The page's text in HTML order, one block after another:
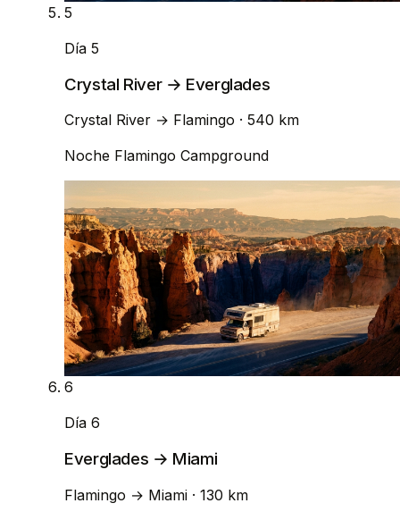
5
Día 5
Crystal River → Everglades
Crystal River → Flamingo · 540 km
Noche Flamingo Campground
6
Día 6
Everglades → Miami
Flamingo → Miami · 130 km